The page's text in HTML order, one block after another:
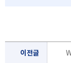
이전글